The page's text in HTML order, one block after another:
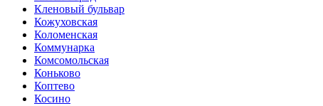
Кленовый бульвар
Кожуховская
Коломенская
Коммунарка
Комсомольская
Коньково
Коптево
Косино